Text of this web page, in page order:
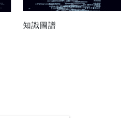
知識圖譜